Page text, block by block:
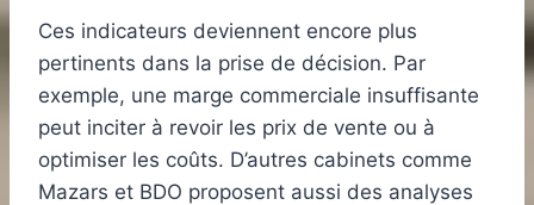
Ces indicateurs deviennent encore plus
pertinents dans la prise de décision. Par
exemple, une marge commerciale insuffisante
peut inciter à revoir les prix de vente ou à
optimiser les coûts. D’autres cabinets comme
Mazars et BDO proposent aussi des analyses